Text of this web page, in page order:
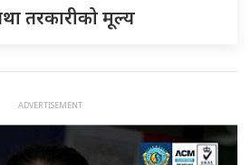
तरकारीको मूल्य